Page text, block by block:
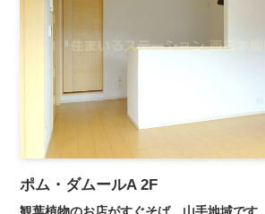
ポム・ダムールA 2F
観葉植物のお店がすぐそば。山手地域です。